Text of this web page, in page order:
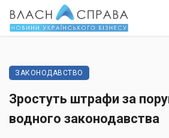
ЗАКОНОДАВСТВО
Зростуть штрафи за
водного законодавства